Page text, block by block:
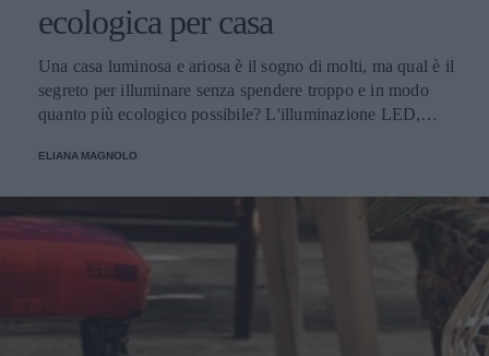
ecologica per casa
Una casa luminosa e ariosa è il sogno di molti, ma qual è il
segreto per illuminare senza spendere troppo e in modo
quanto più ecologico possibile? L'illuminazione LED,
del LED.
ELIANA MAGNOLO